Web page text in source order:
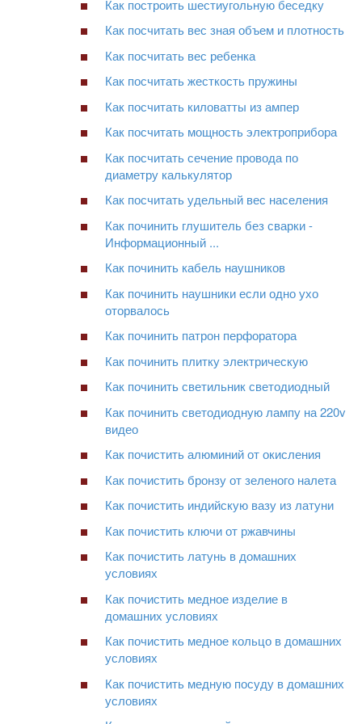
Как построить шестиугольную беседку
Как посчитать вес зная объем и плотность
Как посчитать вес ребенка
Как посчитать жесткость пружины
Как посчитать киловатты из ампер
Как посчитать мощность электроприбора
Как посчитать сечение провода по
диаметру калькулятор
Как посчитать удельный вес населения
Как починить глушитель без сварки -
Информационный ...
Как починить кабель наушников
Как починить наушники если одно ухо
оторвалось
Как починить патрон перфоратора
Как починить плитку электрическую
Как починить светильник светодиодный
Как починить светодиодную лампу на 220v
видео
Как почистить алюминий от окисления
Как почистить бронзу от зеленого налета
Как почистить индийскую вазу из латуни
Как почистить ключи от ржавчины
Как почистить латунь в домашних
условиях
Как почистить медное изделие в
домашних условиях
Как почистить медное кольцо в домашних
условиях
Как почистить медную посуду в домашних
условиях